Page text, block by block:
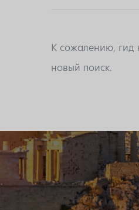
К сожалению, гид
новый поиск.